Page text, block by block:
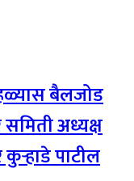
बैलजोड
अध्यक्ष
पाटील